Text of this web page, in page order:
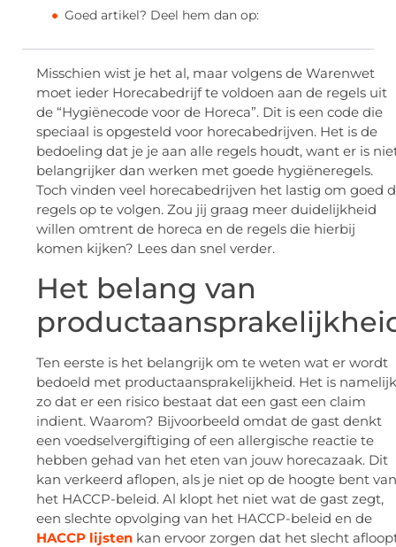
Goed artikel? Deel hem dan op:
Misschien wist je het al, maar volgens de Warenwet
moet ieder Horecabedrijf te voldoen aan de regels uit
de “Hygiënecode voor de Horeca”. Dit is een code die
speciaal is opgesteld voor horecabedrijven. Het is de
bedoeling dat je je aan alle regels houdt, want er is
belangrijker dan werken met goede hygiëneregels.
Toch vinden veel horecabedrijven het lastig om goed
regels op te volgen. Zou jij graag meer duidelijkheid
willen omtrent de horeca en de regels die hierbij
komen kijken? Lees dan snel verder.
Het belang van
Ten eerste is het belangrijk om te weten wat er wordt
bedoeld met productaansprakelijkheid. Het is namelijk
zo dat er een risico bestaat dat een gast een claim
indient. Waarom? Bijvoorbeeld omdat de gast denkt
een voedselvergiftiging of een allergische reactie te
hebben gehad van het eten van jouw horecazaak. Dit
kan verkeerd aflopen, als je niet op de hoogte bent van
het HACCP-beleid. Al klopt het niet wat de gast zegt,
een slechte opvolging van het HACCP-beleid en de
HACCP lijsten kan ervoor zorgen dat het slecht